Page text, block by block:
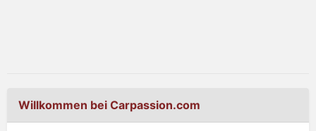
Willkommen bei Carpassion.com